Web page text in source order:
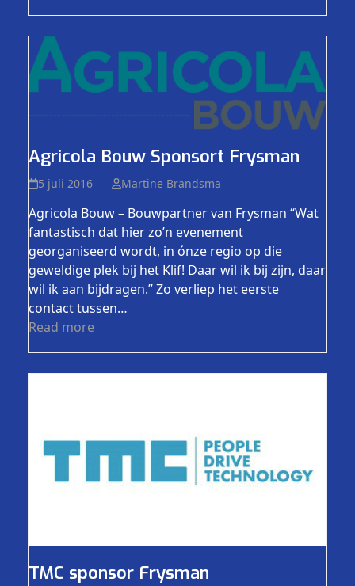
Agricola Bouw Sponsort Frysman
5 juli 2016 Martine Brandsma
Agricola Bouw – Bouwpartner van Frysman “Wat
fantastisch dat hier zo’n evenement
georganiseerd wordt, in ónze regio op die
geweldige plek bij het Klif! Daar wil ik bij zijn, daar
wil ik aan bijdragen.” Zo verliep het eerste
contact tussen…
Read more
TMC sponsor Frysman